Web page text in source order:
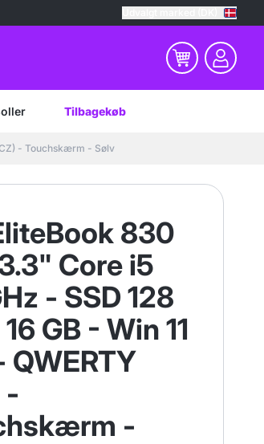
Tilbagekøb
- Touchskærm - Sølv
830
Core i5
- SSD 128
GB - Win 11
QWERTY
-
-